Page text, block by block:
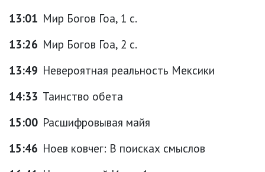
13:01 Мир Богов Гоа, 1 с.
13:26 Мир Богов Гоа, 2 с.
13:49 Невероятная реальность Мексики
14:33 Таинство обета
15:00 Расшифровывая майя
15:46 Ноев ковчег: В поисках смыслов